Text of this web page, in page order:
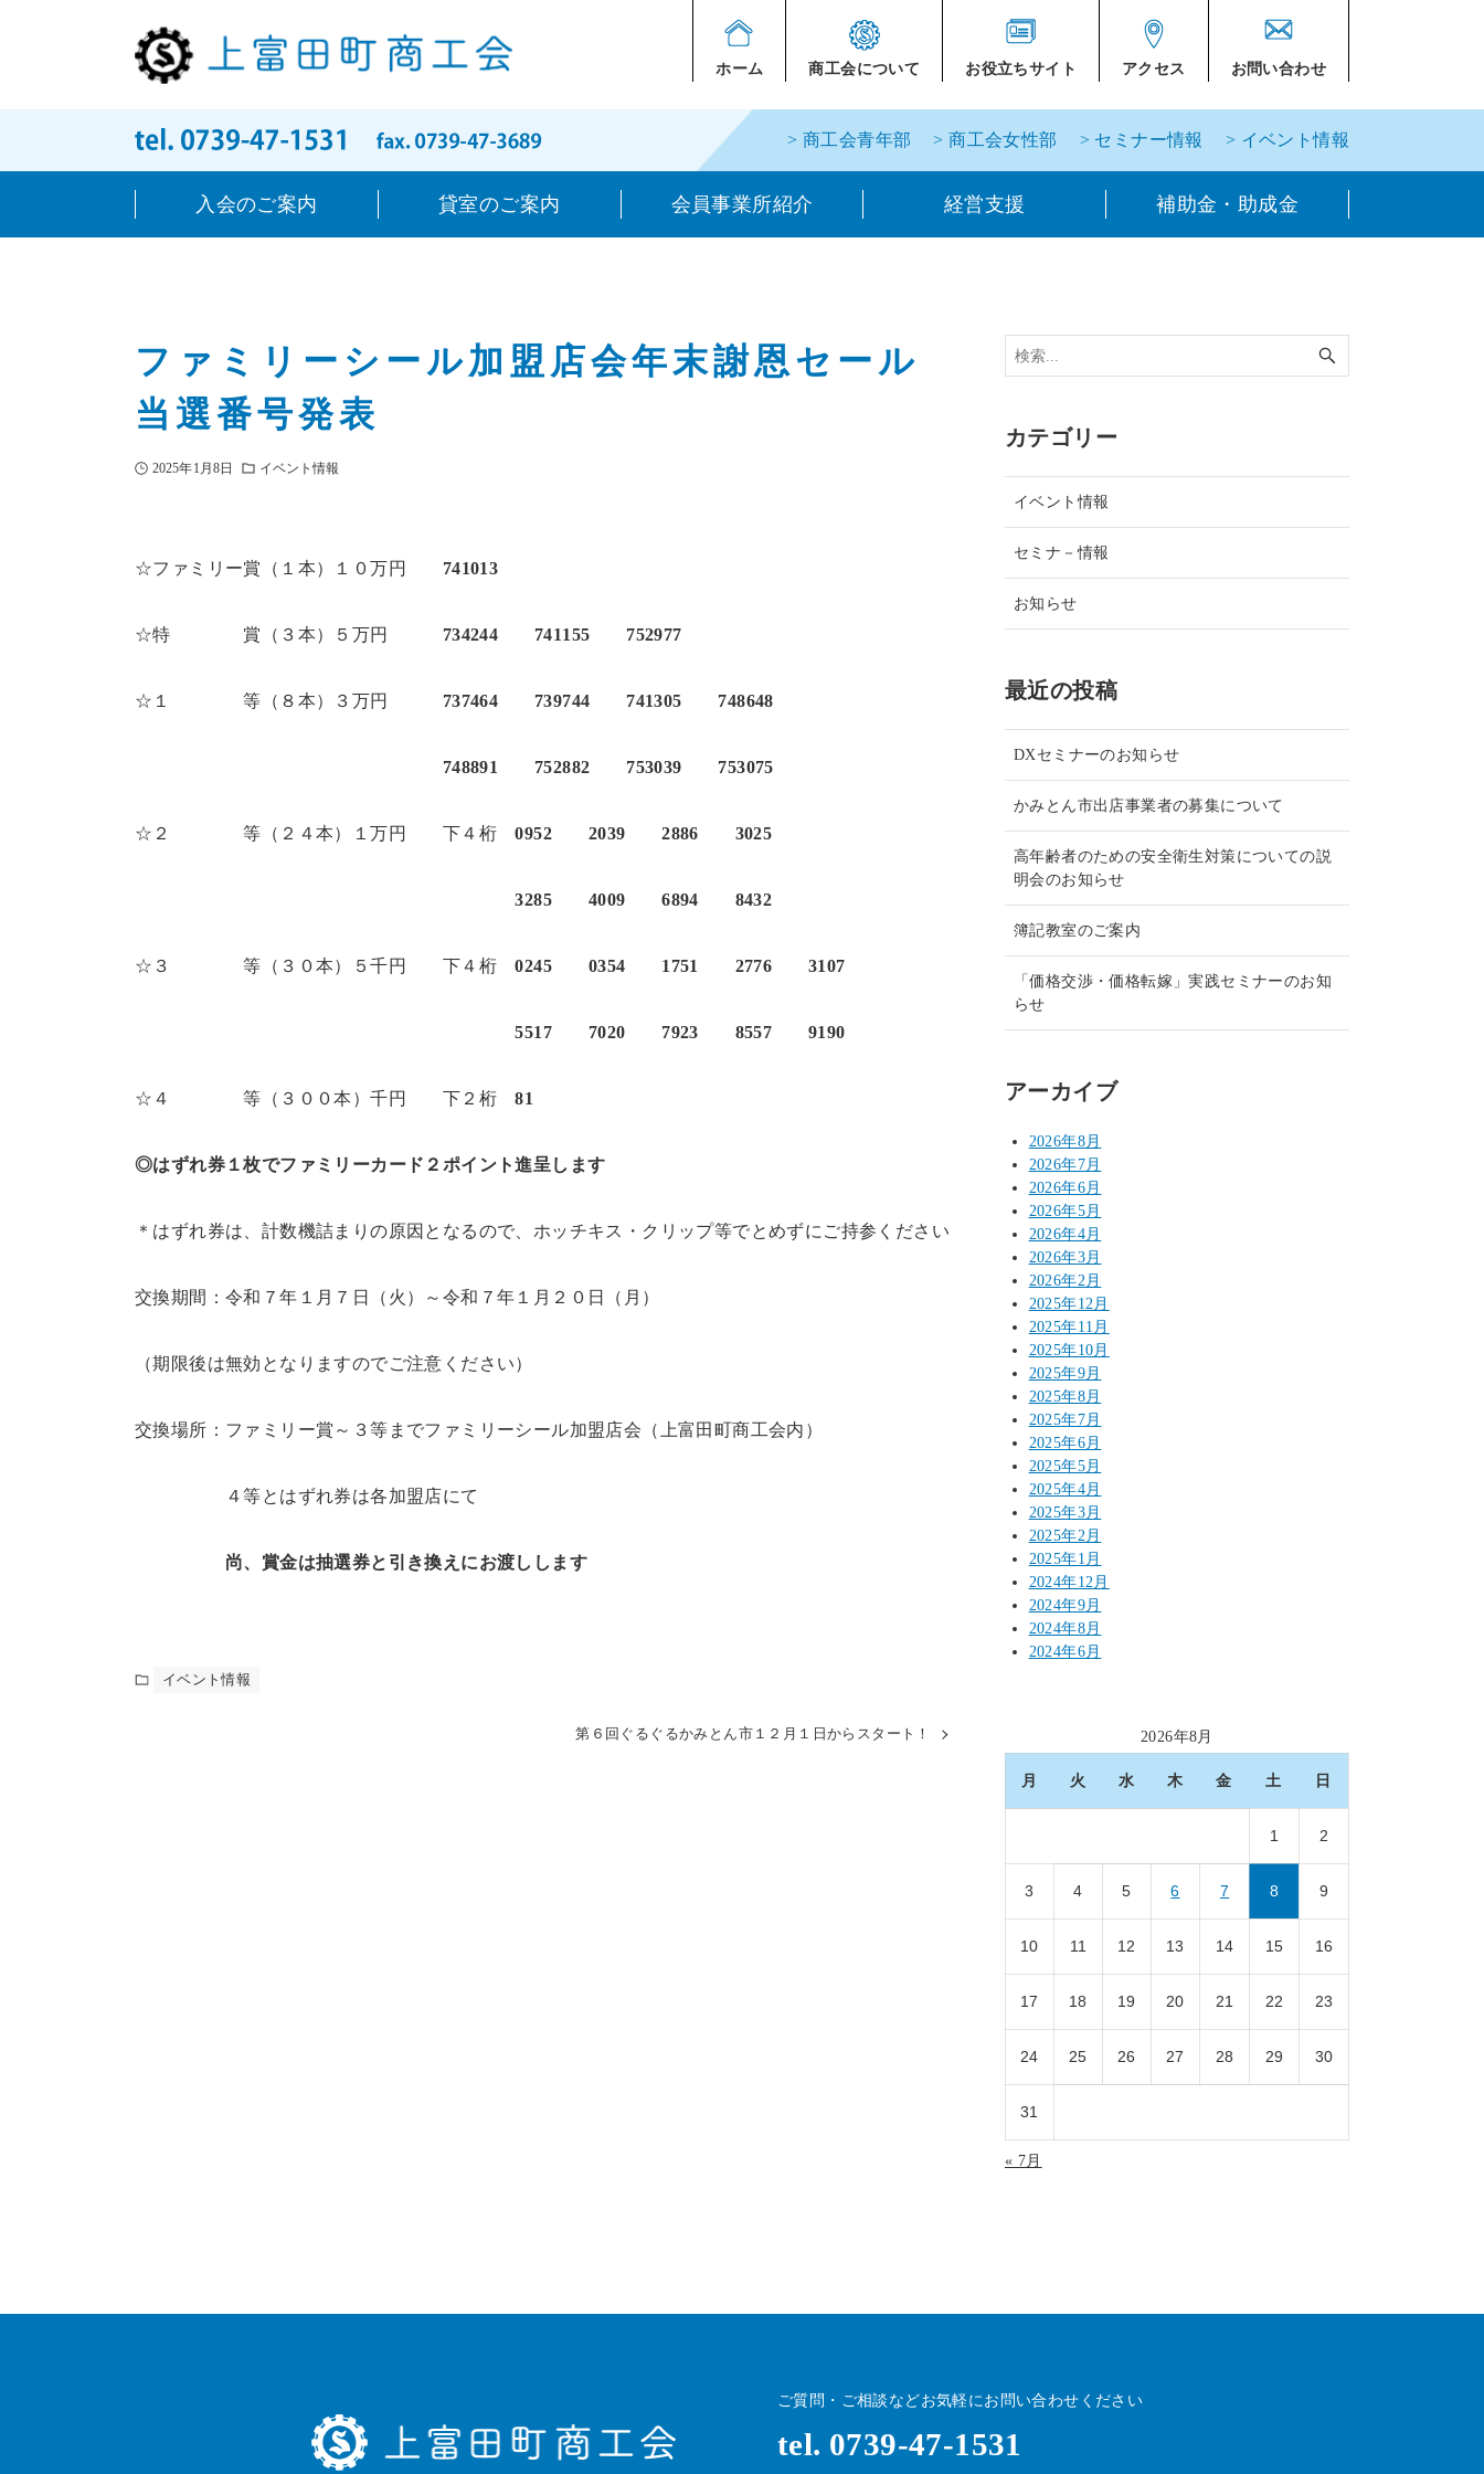
ホーム 商工会について お役立ちサイト アクセス お問い合わせ
> 商工会青年部 > 商工会女性部 > セミナー情報 > イベント情報
入会のご案内 貸室のご案内 会員事業所紹介 経営支援 補助金・助成金
ファミリーシール加盟店会年末謝恩セール
当選番号発表
2025年1月8日 イベント情報
☆ファミリー賞（１本）１０万円 741013
☆特 賞（３本）５万円 734244 741155 752977
☆１ 等（８本）３万円 737464 739744 741305 748648
748891 752882 753039 753075
☆２ 等（２４本）１万円 下４桁0952 2039 2886 3025
3285 4009 6894 8432
☆３ 等（３０本）５千円 下４桁0245 0354 1751 2776 3107
5517 7020 7923 8557 9190
☆４ 等（３００本）千円 下２桁81
◎はずれ券１枚でファミリーカード２ポイント進呈します
＊はずれ券は、計数機詰まりの原因となるので、ホッチキス・クリップ等でとめずにご持参ください
交換期間：令和７年１月７日（火）～令和７年１月２０日（月）
（期限後は無効となりますのでご注意ください）
交換場所：ファミリー賞～３等までファミリーシール加盟店会（上富田町商工会内）
４等とはずれ券は各加盟店にて
尚、賞金は抽選券と引き換えにお渡しします
イベント情報
第６回ぐるぐるかみとん市１２月１日からスタート！
カテゴリー
イベント情報
セミナ－情報
お知らせ
最近の投稿
DXセミナーのお知らせ
かみとん市出店事業者の募集について
高年齢者のための安全衛生対策についての説
明会のお知らせ
簿記教室のご案内
「価格交渉・価格転嫁」実践セミナーのお知
らせ
アーカイブ
2026年8月
2026年7月
2026年6月
2026年5月
2026年4月
2026年3月
2026年2月
2025年12月
2025年11月
2025年10月
2025年9月
2025年8月
2025年7月
2025年6月
2025年5月
2025年4月
2025年3月
2025年2月
2025年1月
2024年12月
2024年9月
2024年8月
2024年6月
2026年8月
月 火 水 木 金 土 日
1 2
3 4 5 6 7 8 9
10 11 12 13 14 15 16
17 18 19 20 21 22 23
24 25 26 27 28 29 30
31
« 7月
ご質問・ご相談などお気軽にお問い合わせください
tel. 0739-47-1531